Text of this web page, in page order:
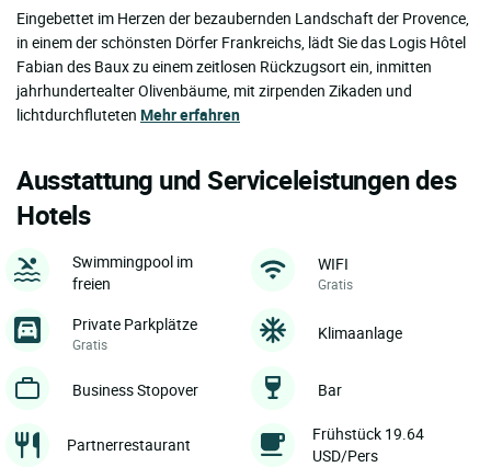
Eingebettet im Herzen der bezaubernden Landschaft der Provence,
in einem der schönsten Dörfer Frankreichs, lädt Sie das Logis Hôtel
Fabian des Baux zu einem zeitlosen Rückzugsort ein, inmitten
jahrhundertealter Olivenbäume, mit zirpenden Zikaden und
lichtdurchfluteten Mehr erfahren
Ausstattung und Serviceleistungen des
Hotels
Swimmingpool im
freien
WIFI
Gratis
Private Parkplätze
Gratis
Klimaanlage
Business Stopover Bar
Partnerrestaurant
Frühstück 19.64
USD/Pers